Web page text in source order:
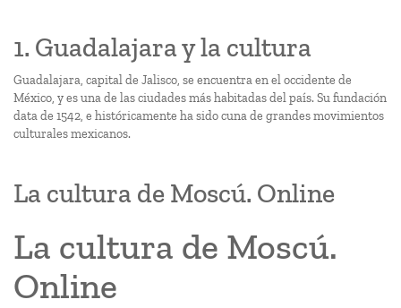
1. Guadalajara y la cultura
Guadalajara, capital de Jalisco, se encuentra en el occidente de
México, y es una de las ciudades más habitadas del país. Su fundación
data de 1542, e históricamente ha sido cuna de grandes movimientos
culturales mexicanos.
La cultura de Moscú. Online
La cultura de Moscú.
Online